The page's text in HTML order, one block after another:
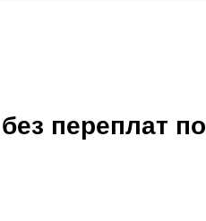
переплат по